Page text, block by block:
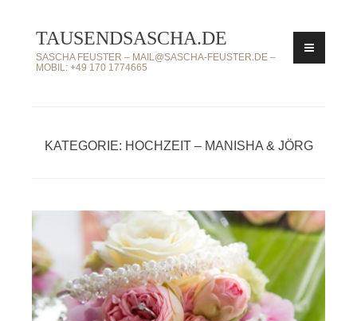
Inhalt
springen
TAUSENDSASCHA.DE
SASCHA FEUSTER – MAIL@SASCHA-FEUSTER.DE –
MOBIL: +49 170 1774665
KATEGORIE: HOCHZEIT – MANISHA & JÖRG